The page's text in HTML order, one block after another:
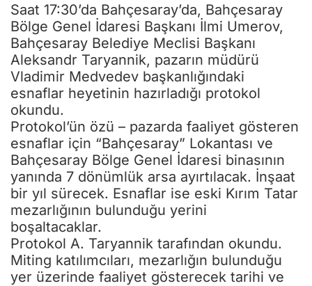
Saat 17:30’da Bahçesaray’da, Bahçesaray
Bölge Genel İdaresi Başkanı İlmi Umerov,
Bahçesaray Belediye Meclisi Başkanı
Aleksandr Taryannik, pazarın müdürü
Vladimir Medvedev başkanlığındaki
esnaflar heyetinin hazırladığı protokol
okundu.
Protokol’ün özü – pazarda faaliyet gösteren
esnaflar için “Bahçesaray” Lokantası ve
Bahçesaray Bölge Genel İdaresi binasının
yanında 7 dönümlük arsa ayırtılacak. İnşaat
bir yıl sürecek. Esnaflar ise eski Kırım Tatar
mezarlığının bulunduğu yerini
boşaltacaklar.
Protokol A. Taryannik tarafından okundu.
Miting katılımcıları, mezarlığın bulunduğu
yer üzerinde faaliyet gösterecek tarihi ve